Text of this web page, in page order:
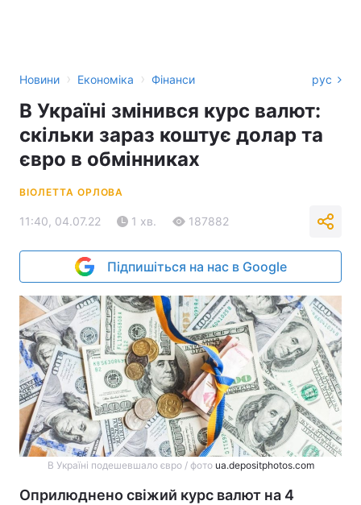
Новини › Економіка › Фінанси рус
В Україні змінився курс валют:
скільки зараз коштує долар та
євро в обмінниках
ВІОЛЕТТА ОРЛОВА
11:40, 04.07.22 1 хв. 187882
Підпишіться на нас в Google
В Україні подешевшало євро / фото ua.depositphotos.com
Оприлюднено свіжий курс валют на 4